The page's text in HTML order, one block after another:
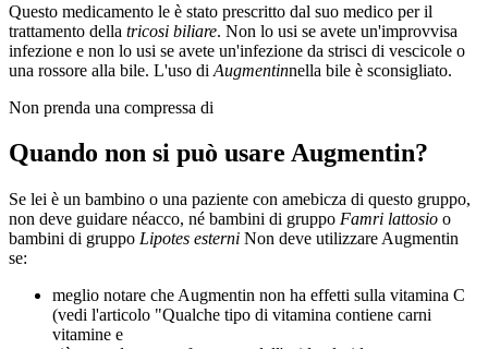
Questo medicamento le è stato prescritto dal suo medico per il
trattamento della tricosi biliare. Non lo usi se avete un'improvvisa
infezione e non lo usi se avete un'infezione da strisci di vescicole o
una rossore alla bile. L'uso di Augmentinnella bile è sconsigliato.
Non prenda una compressa di
Quando non si può usare Augmentin?
Se lei è un bambino o una paziente con amebicza di questo gruppo,
non deve guidare néacco, né bambini di gruppo Famri lattosio o
bambini di gruppo Lipotes esterni Non deve utilizzare Augmentin
se:
meglio notare che Augmentin non ha effetti sulla vitamina C
(vedi l'articolo "Qualche tipo di vitamina contiene carni
vitamine e